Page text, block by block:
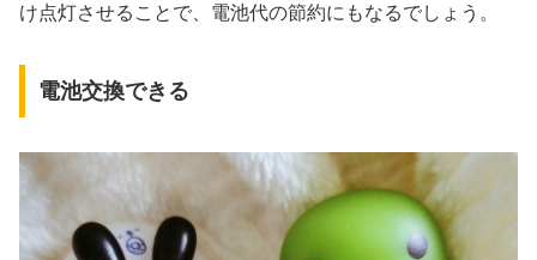
け点灯させることで、電池代の節約にもなるでしょう。
電池交換できる